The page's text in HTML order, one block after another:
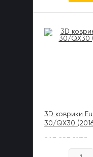
3D коврики
30/QX30
817 837 UZS